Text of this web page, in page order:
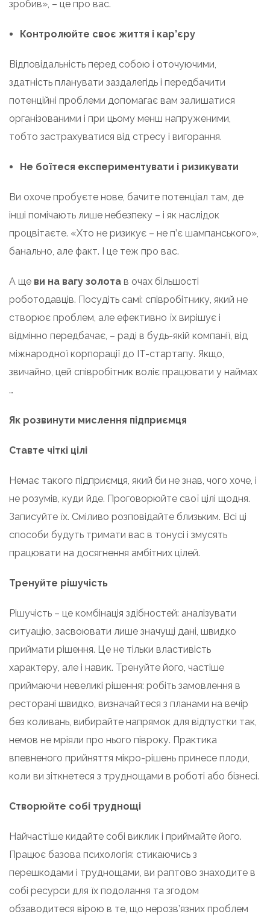
зробив», – це про вас.
Контролюйте своє життя і кар’єру
Відповідальність перед собою і оточуючими,
здатність планувати заздалегідь і передбачити
потенційні проблеми допомагає вам залишатися
організованими і при цьому менш напруженими,
тобто застрахуватися від стресу і вигорання.
Не боїтеся експериментувати і ризикувати
Ви охоче пробуєте нове, бачите потенціал там, де
інші помічають лише небезпеку – і як наслідок
процвітаєте. «Хто не ризикує – не п’є шампанського»,
банально, але факт. І це теж про вас.
А ще ви на вагу золота в очах більшості
роботодавців. Посудіть самі: співробітнику, який не
створює проблем, але ефективно їх вирішує і
відмінно передбачає, – раді в будь-якій компанії, від
міжнародної корпорації до IT-стартапу. Якщо,
звичайно, цей співробітник воліє працювати у наймах
…
Як розвинути мислення підприємця
Ставте чіткі цілі
Немає такого підприємця, який би не знав, чого хоче, і
не розумів, куди йде. Проговорюйте свої цілі щодня.
Записуйте їх. Сміливо розповідайте близьким. Всі ці
способи будуть тримати вас в тонусі і змусять
працювати на досягнення амбітних цілей.
Тренуйте рішучість
Рішучість – це комбінація здібностей: аналізувати
ситуацію, засвоювати лише значущі дані, швидко
приймати рішення. Це не тільки властивість
характеру, але і навик. Тренуйте його, частіше
приймаючи невеликі рішення: робіть замовлення в
ресторані швидко, визначайтеся з планами на вечір
без коливань, вибирайте напрямок для відпустки так,
немов не мріяли про нього півроку. Практика
впевненого прийняття мікро-рішень принесе плоди,
коли ви зіткнетеся з труднощами в роботі або бізнесі.
Створюйте собі труднощі
Найчастіше кидайте собі виклик і приймайте його.
Працює базова психологія: стикаючись з
перешкодами і труднощами, ви раптово знаходите в
собі ресурси для їх подолання та згодом
обзаводитеся вірою в те, що нерозв’язних проблем